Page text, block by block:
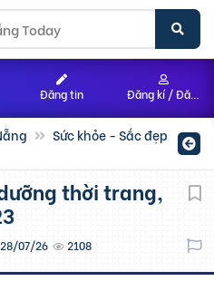
Sức khỏe - Sắc đẹp
07/26 2108
Đăng tin